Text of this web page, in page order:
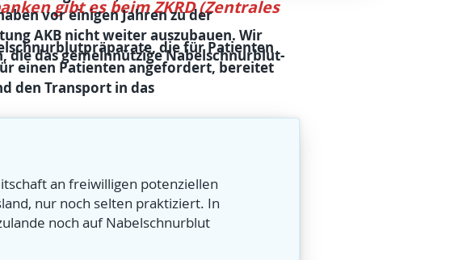
gibt es beim ZKRD (Zentrales
vor einigen Jahren zu der
AKB nicht weiter auszubauen. Wir
das gemeinnützige Nabelschnurblut-
die für Patienten
einen Patienten angefordert, bereitet
den Transport in das
an freiwilligen potenziellen
nur noch selten praktiziert. In
noch auf Nabelschnurblut